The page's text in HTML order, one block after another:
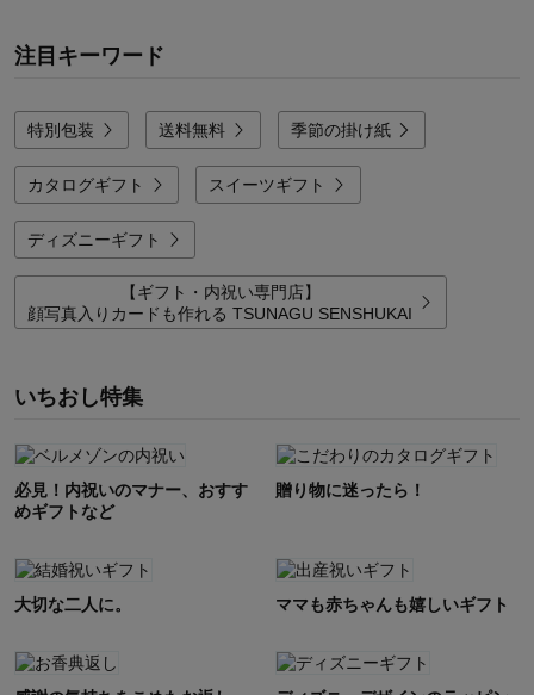
注目キーワード
特別包装 送料無料 季節の掛け紙
カタログギフト スイーツギフト
ディズニーギフト
【ギフト・内祝い専門店】
顔写真入りカードも作れる TSUNAGU SENSHUKAI
いちおし特集
必見！内祝いのマナー、おすす
めギフトなど
贈り物に迷ったら！
大切な二人に。 ママも赤ちゃんも嬉しいギフト